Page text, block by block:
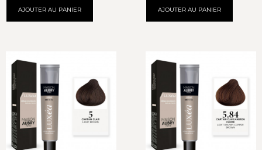
AJOUTER AU PANIER AJOUTER AU PANIER